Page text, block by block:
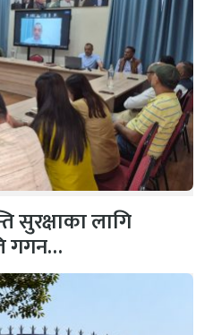
सुरक्षाका लागि
गगन…